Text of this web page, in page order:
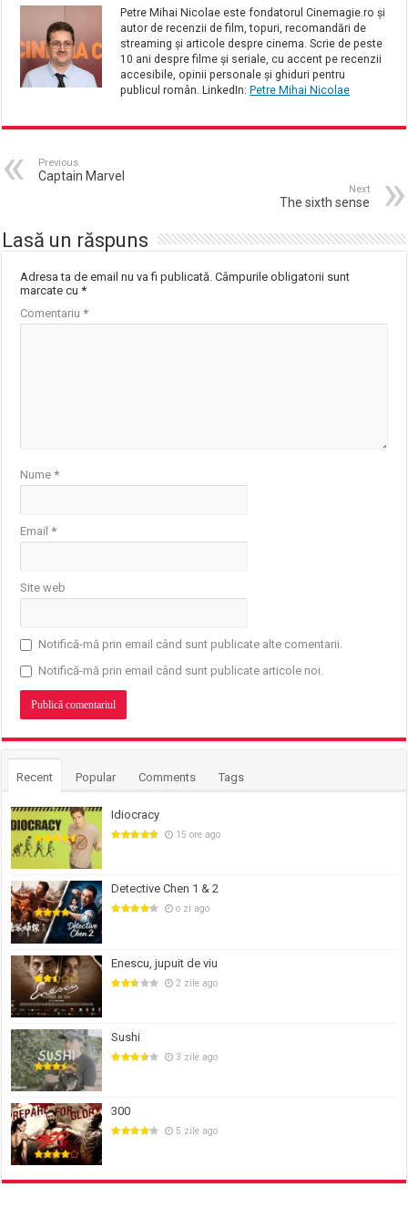
Petre Mihai Nicolae este fondatorul Cinemagie.ro și
autor de recenzii de film, topuri, recomandări de
streaming și articole despre cinema. Scrie de peste
10 ani despre filme și seriale, cu accent pe recenzii
accesibile, opinii personale și ghiduri pentru
publicul român. LinkedIn: Petre Mihai Nicolae
Previous
Captain Marvel
Next
The sixth sense
Lasă un răspuns
Adresa ta de email nu va fi publicată. Câmpurile obligatorii sunt
marcate cu*
Comentariu*
Nume*
Email*
Site web
Notifică-mă prin email când sunt publicate alte comentarii.
Notifică-mă prin email când sunt publicate articole noi.
Recent Popular Comments Tags
Idiocracy
15 ore ago
Detective Chen 1 & 2
o zi ago
Enescu, jupuit de viu
2 zile ago
Sushi
3 zile ago
300
5 zile ago